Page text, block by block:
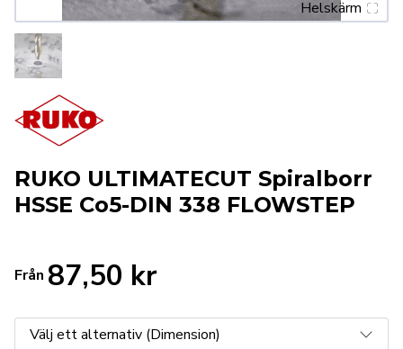
Helskärm
RUKO ULTIMATECUT Spiralborr
HSSE Co5-DIN 338 FLOWSTEP
Från 87,50 kr